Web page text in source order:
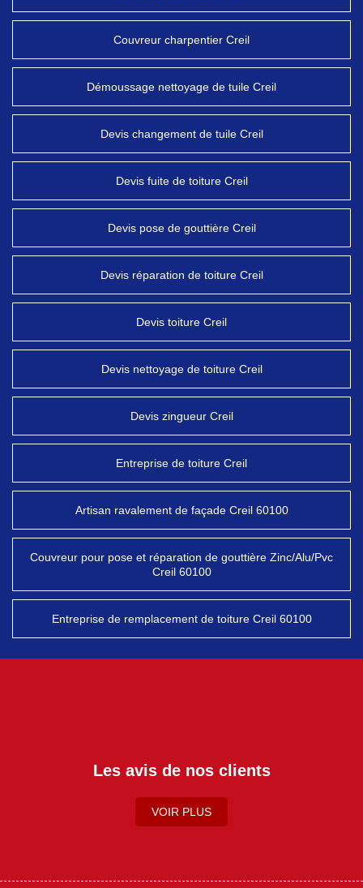
Couvreur charpentier Creil
Démoussage nettoyage de tuile Creil
Devis changement de tuile Creil
Devis fuite de toiture Creil
Devis pose de gouttière Creil
Devis réparation de toiture Creil
Devis toiture Creil
Devis nettoyage de toiture Creil
Devis zingueur Creil
Entreprise de toiture Creil
Artisan ravalement de façade Creil 60100
Couvreur pour pose et réparation de gouttière Zinc/Alu/Pvc
Creil 60100
Entreprise de remplacement de toiture Creil 60100
Les avis de nos clients
VOIR PLUS